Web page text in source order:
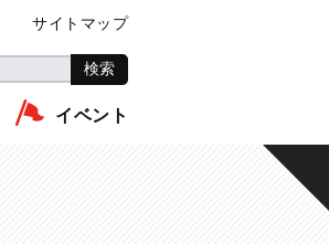
サイトマップ
イベント